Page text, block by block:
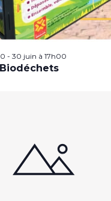
- 30 juin à 17h00